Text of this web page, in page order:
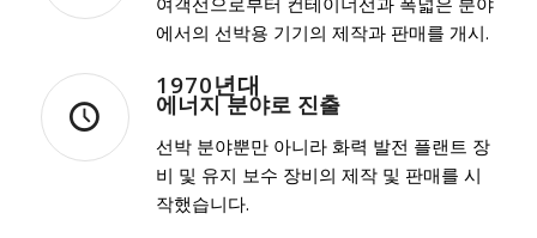
에서의 선박용 기기의 제작과 판매를 개시.
1970년대
에너지 분야로 진출
선박 분야뿐만 아니라 화력 발전 플랜트 장
비 및 유지 보수 장비의 제작 및 판매를 시
작했습니다.